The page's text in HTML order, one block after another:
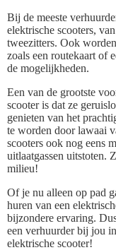
Bij de meeste
elektrische scooters,
tweezitters. Ook
zoals een routekaart of
de mogelijkheden.
Een van de grootste
scooter is dat ze
genieten van het
te worden door lawaai
scooters ook nog eens
uitlaatgassen uitstoten.
milieu!
Of je nu alleen op pad
huren van een
bijzondere ervaring.
een verhuurder bij jou
elektrische scooter!